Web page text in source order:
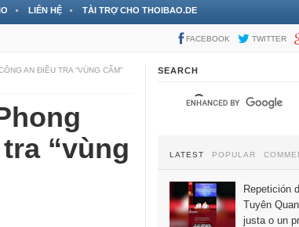
LIÊN HỆ TÀI TRỢ CHO THOIBAO.DE
FACEBOOK TWITTER
AN ĐIỀU TRA “VÙNG CẤM”
“vùng
SEARCH
LATEST POPULAR
Repetición
Tuyên
justa o un